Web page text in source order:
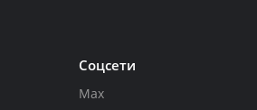
Соцсети
Max